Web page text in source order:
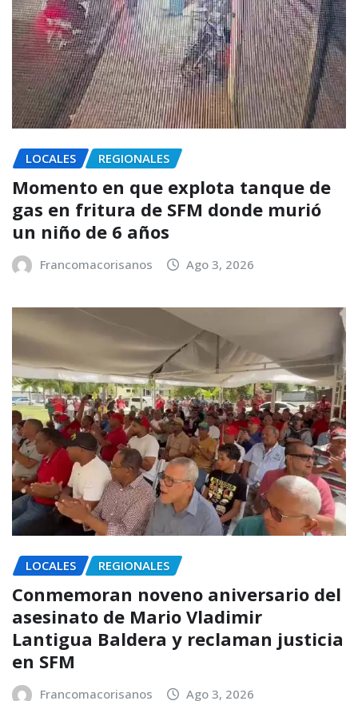
LOCALES REGIONALES
Momento en que explota tanque de
gas en fritura de SFM donde murió
un niño de 6 años
Francomacorisanos Ago 3, 2026
LOCALES REGIONALES
Conmemoran noveno aniversario del
asesinato de Mario Vladimir
Lantigua Baldera y reclaman justicia
en SFM
Francomacorisanos Ago 3, 2026